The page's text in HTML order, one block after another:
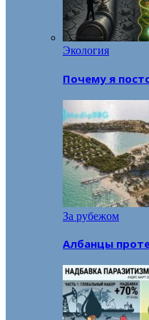
Экология
Почему я
За рубежом
Албанцы